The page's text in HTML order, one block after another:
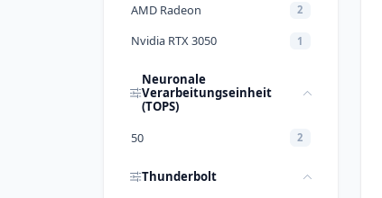
AMD Radeon
2
Nvidia RTX 3050 1
Neuronale
Verarbeitungseinheit
(TOPS)
50
2
Thunderbolt